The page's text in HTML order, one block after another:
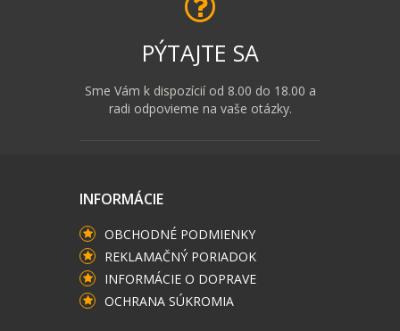
PÝTAJTE SA
Sme Vám k dispozícií od 8.00 do 18.00 a
radi odpovieme na vaše otázky.
INFORMÁCIE
OBCHODNÉ PODMIENKY
REKLAMAČNÝ PORIADOK
INFORMÁCIE O DOPRAVE
OCHRANA SÚKROMIA